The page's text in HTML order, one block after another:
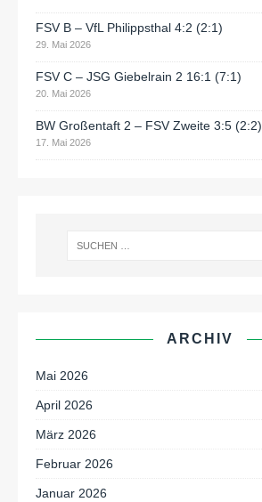
FSV B – VfL Philippsthal 4:2 (2:1)
29. Mai 2026
FSV C – JSG Giebelrain 2 16:1 (7:1)
20. Mai 2026
BW Großentaft 2 – FSV Zweite 3:5 (2:2)
17. Mai 2026
ARCHIV
Mai 2026
April 2026
März 2026
Februar 2026
Januar 2026